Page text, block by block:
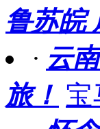
鲁苏皖
· 云
旅！ 宝